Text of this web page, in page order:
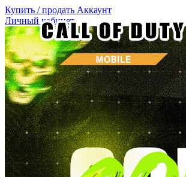
Купить / продать Аккаунт
Личный кабинет